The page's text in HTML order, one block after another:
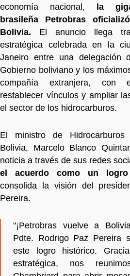
economía nacional, la
brasileña Petrobras
Bolivia. El anuncio llega
estratégica celebrada en la
Janeiro entre una delegación
Gobierno boliviano y los
compañía extranjera, con
restablecer vínculos y ampliar
el sector de los hidrocarburos.
El ministro de
Bolivia, Marcelo Blanco
noticia a través de sus redes
el acuerdo como un
consolida la visión del
Pereira.
"¡Petrobras vuelve a
Pdte. Rodrigo Paz Pereira
este logro histórico.
estratégica, nos